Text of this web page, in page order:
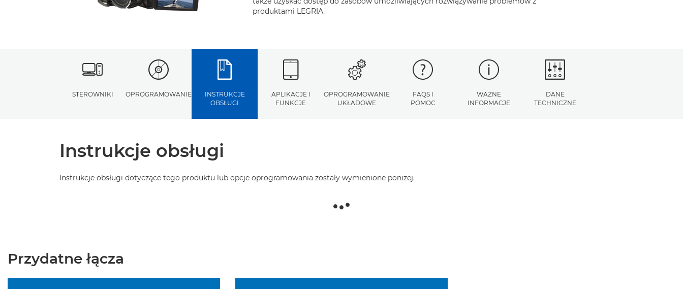
produktami LEGRIA.
STEROWNIKI OPROGRAMOWANIE
INSTRUKCJE
OBSŁUGI
APLIKACJE I
FUNKCJE
OPROGRAMOWANIE
UKŁADOWE
FAQS I
POMOC
WAŻNE
INFORMACJE
DANE
TECHNICZNE
Instrukcje obsługi
Instrukcje obsługi dotyczące tego produktu lub opcje oprogramowania zostały wymienione poniżej.
Przydatne łącza